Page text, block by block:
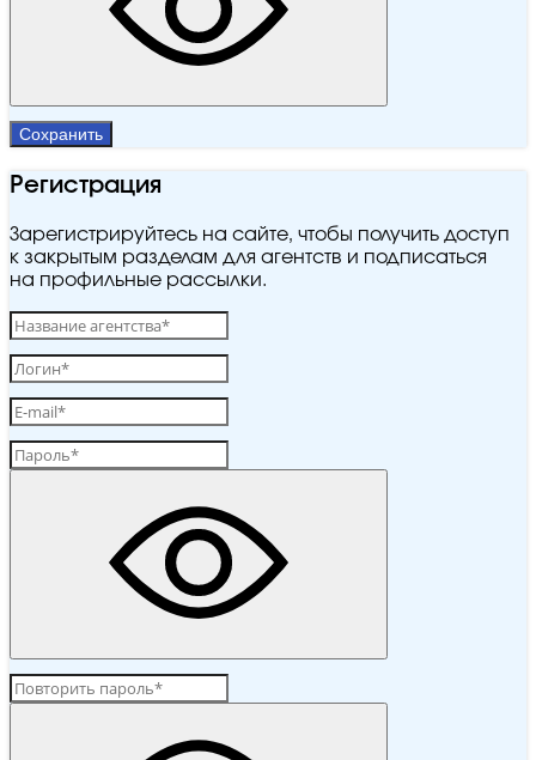
Сохранить
Регистрация
Зарегистрируйтесь на сайте, чтобы получить доступ
к закрытым разделам для агентств и подписаться
на профильные рассылки.